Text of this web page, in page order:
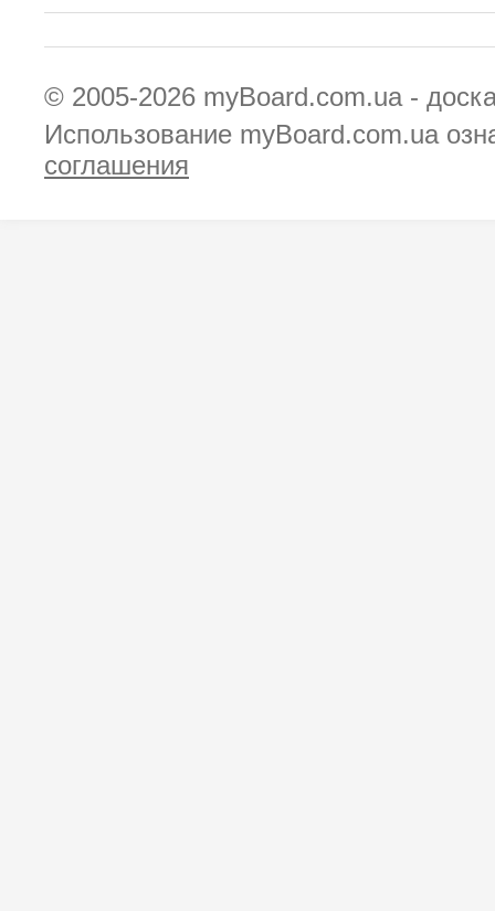
© 2005-2026 myBoard.com.ua -
Использование myBoard.com.ua
соглашения